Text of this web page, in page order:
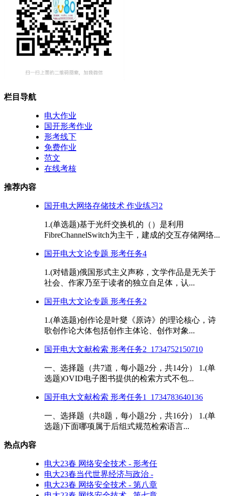
栏目导航
电大作业
国开形考作业
形考线下
免费作业
范文
在线考核
推荐内容
国开电大网络存储技术 作业练习2
1.(单选题)基于光纤交换机的（）是利用
FibreChannelSwitch为主干，建成的交互存储网络...
国开电大文论专题 形考任务4
1.(对错题)俄国形式主义声称，文学作品是无关于
社会、作家乃至于读者的独立自足体，认...
国开电大文论专题 形考任务2
1.(单选题)创作论是叶燮《原诗》的理论核心，诗
歌创作论大体包括创作主体论、创作对象...
国开电大文献检索 形考任务2_1734752150710
一、选择题（共7道，每小题2分，共14分） 1.(单
选题)OVID电子图书提供的检索方式不包...
国开电大文献检索 形考任务1_1734783640136
一、选择题（共8题，每小题2分，共16分） 1.(单
选题)下面哪项属于后组式规范检索语言...
热点内容
电大23春 网络安全技术 - 形考任
电大23春当代世界经济与政治 -
电大23春 网络安全技术 - 第八章